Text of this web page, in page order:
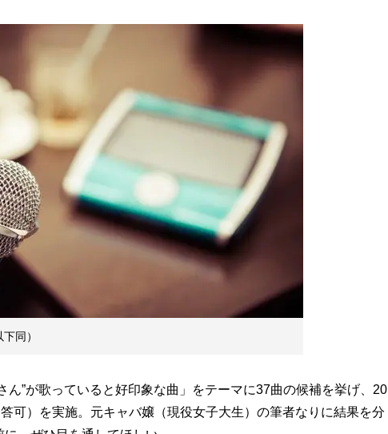
同）
”が歌っていると好印象な曲」をテーマに37曲の候補を挙げ、20
可）を実施。元キャバ嬢（現役女子大生）の筆者なりに結果を分